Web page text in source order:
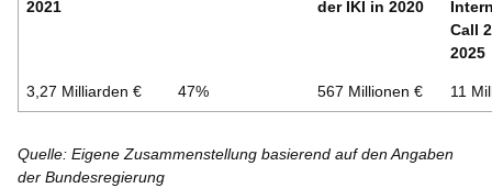
2021
der IKI in 2020
Call
2025
3,27 Milliarden € 47% 567 Millionen € 11
Quelle: Eigene Zusammenstellung basierend auf den Angaben
der Bundesregierung